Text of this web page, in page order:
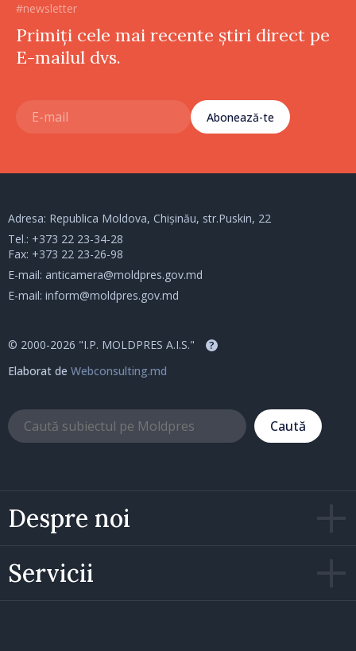
#newsletter
Primiți cele mai recente știri direct pe
E-mailul dvs.
Abonează-te
Despre noi
Servicii
Adresa: Republica Moldova, Chișinău, str.Puskin, 22
Tel.: +373 22 23-34-28
Fax: +373 22 23-26-98
E-mail: anticamera@moldpres.gov.md
E-mail: inform@moldpres.gov.md
© 2000-2026 "I.P. MOLDPRES A.I.S." ?
Elaborat de Webconsulting.md
Caută